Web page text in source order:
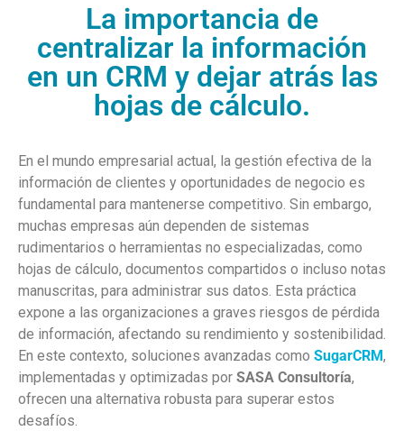
La importancia de
centralizar la información
en un CRM y dejar atrás las
hojas de cálculo.
En el mundo empresarial actual, la gestión efectiva de la
información de clientes y oportunidades de negocio es
fundamental para mantenerse competitivo. Sin embargo,
muchas empresas aún dependen de sistemas
rudimentarios o herramientas no especializadas, como
hojas de cálculo, documentos compartidos o incluso notas
manuscritas, para administrar sus datos. Esta práctica
expone a las organizaciones a graves riesgos de pérdida
de información, afectando su rendimiento y sostenibilidad.
En este contexto, soluciones avanzadas como SugarCRM,
implementadas y optimizadas por SASA Consultoría,
ofrecen una alternativa robusta para superar estos
desafíos.